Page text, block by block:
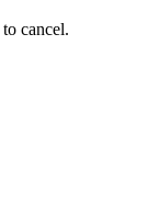
to cancel.